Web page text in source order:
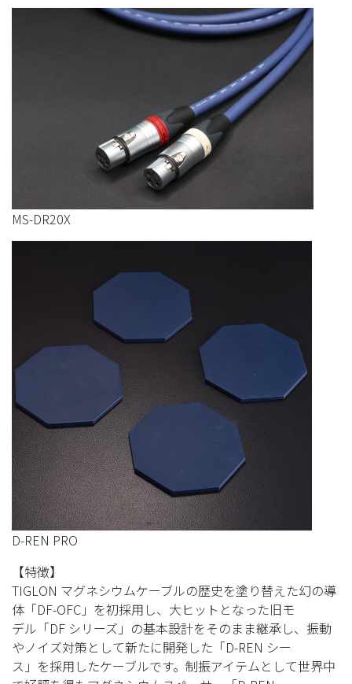
MS-DR20X
D-REN PRO
【特徴】
TIGLON マグネシウムケーブルの歴史を塗り替えた幻の導
体「DF-OFC」を初採用し、大ヒットとなった旧モ
デル「DF シリーズ」の基本設計をそのまま継承し、振動
やノイズ対策として新たに開発した「D-REN シー
ス」を採用したケーブルです。制振アイテムとして世界中